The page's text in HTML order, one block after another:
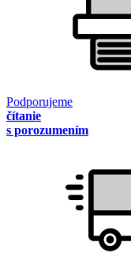
Podporujeme
čítanie
s porozumením